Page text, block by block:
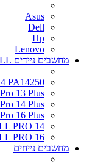
Asus
Dell
Hp
Lenovo
מחשבים ניידים DELL
PA14250
13 Plus
14 Plus
16 Plus
PRO 14
PRO 16
מחשבים נייחים